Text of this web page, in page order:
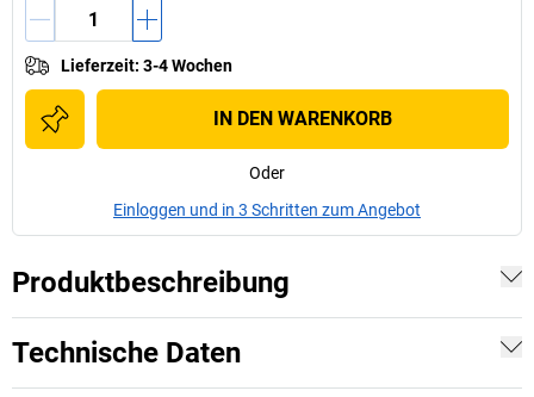
Lieferzeit: 3-4 Wochen
IN DEN WARENKORB
Oder
Einloggen und in 3 Schritten zum Angebot
Produktbeschreibung
Technische Daten